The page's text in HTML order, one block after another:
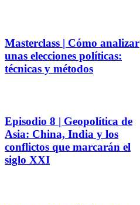
Masterclass | Cómo analizar
unas elecciones políticas:
técnicas y métodos
Episodio 8 | Geopolítica de
Asia: China, India y los
conflictos que marcarán el
siglo XXI